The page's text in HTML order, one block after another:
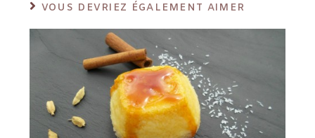
VOUS DEVRIEZ ÉGALEMENT AIMER